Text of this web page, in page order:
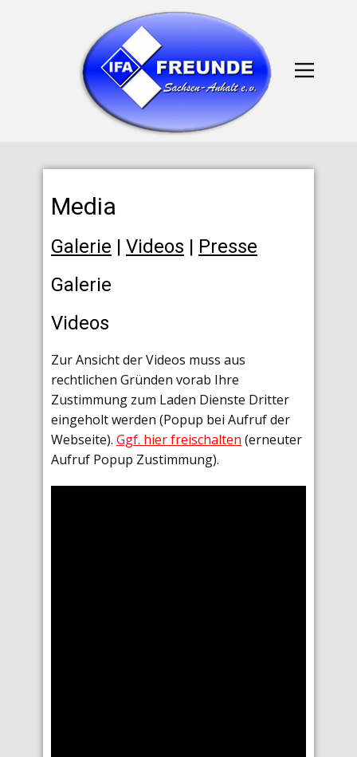
Media
Galerie | Videos | Presse
Galerie
Videos
Zur Ansicht der Videos muss aus
rechtlichen Gründen vorab Ihre
Zustimmung zum Laden Dienste Dritter
eingeholt werden (Popup bei Aufruf der
Webseite). Ggf. hier freischalten (erneuter
Aufruf Popup Zustimmung).